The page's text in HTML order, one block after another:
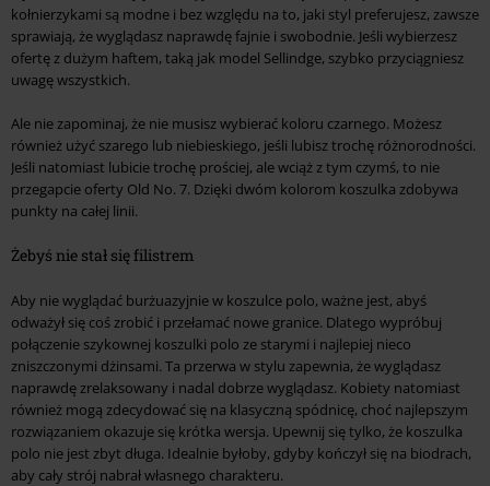
kołnierzykami są modne i bez względu na to, jaki styl preferujesz, zawsze
sprawiają, że wyglądasz naprawdę fajnie i swobodnie. Jeśli wybierzesz
ofertę z dużym haftem, taką jak model Sellindge, szybko przyciągniesz
uwagę wszystkich.
Ale nie zapominaj, że nie musisz wybierać koloru czarnego. Możesz
również użyć szarego lub niebieskiego, jeśli lubisz trochę różnorodności.
Jeśli natomiast lubicie trochę prościej, ale wciąż z tym czymś, to nie
przegapcie oferty Old No. 7. Dzięki dwóm kolorom koszulka zdobywa
punkty na całej linii.
Żebyś nie stał się filistrem
Aby nie wyglądać burżuazyjnie w koszulce polo, ważne jest, abyś
odważył się coś zrobić i przełamać nowe granice. Dlatego wypróbuj
połączenie szykownej koszulki polo ze starymi i najlepiej nieco
zniszczonymi dżinsami. Ta przerwa w stylu zapewnia, że wyglądasz
naprawdę zrelaksowany i nadal dobrze wyglądasz. Kobiety natomiast
również mogą zdecydować się na klasyczną spódnicę, choć najlepszym
rozwiązaniem okazuje się krótka wersja. Upewnij się tylko, że koszulka
polo nie jest zbyt długa. Idealnie byłoby, gdyby kończył się na biodrach,
aby cały strój nabrał własnego charakteru.